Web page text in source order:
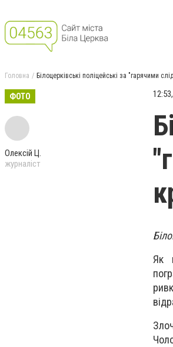
Головна Білоцерківські поліцейські за "гарячими
ФОТО
Олексій Ц.
журналіст
Як